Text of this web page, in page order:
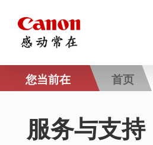
您当前在 首页
服务与支持